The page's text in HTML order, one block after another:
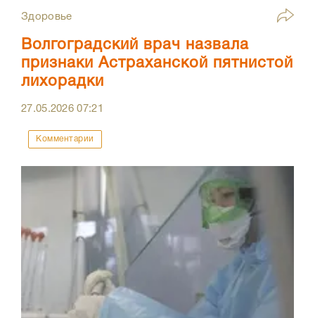
Здоровье
Волгоградский врач назвала
признаки Астраханской пятнистой
лихорадки
27.05.202607:21
Комментарии